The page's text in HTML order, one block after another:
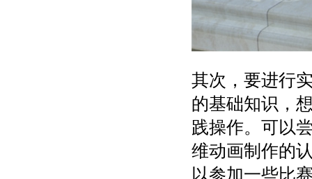
其次，要进行
的基础知识，
践操作。可以
维动画制作的
以参加一些比